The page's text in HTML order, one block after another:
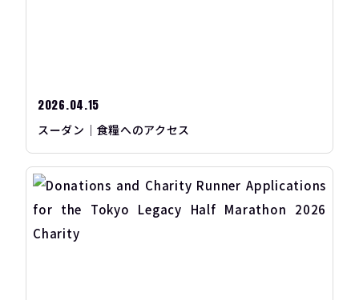
2026.04.15
スーダン｜食糧へのアクセス